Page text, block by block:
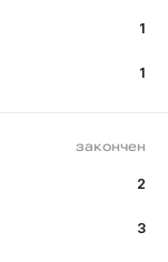
1
1
закончен
2
3